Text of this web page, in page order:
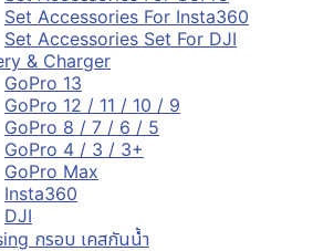
Set Accessories For Insta360
Set Accessories Set For DJI
& Charger
GoPro 13
GoPro 12 / 11 / 10 / 9
GoPro 8 / 7 / 6 / 5
GoPro 4 / 3 / 3+
GoPro Max
Insta360
DJI
กรอบ เคสกันน้ำ